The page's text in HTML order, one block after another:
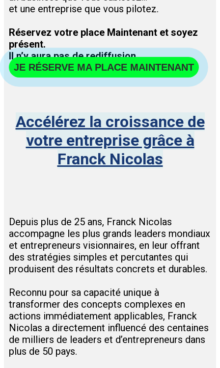
et une entreprise que vous pilotez.
Réservez votre place Maintenant et soyez
présent.
Il n’y aura pas de rediffusion.
JE RÉSERVE MA PLACE MAINTENANT
Accélérez la croissance de
votre entreprise grâce à
Franck Nicolas
Depuis plus de 25 ans, Franck Nicolas
accompagne les plus grands leaders mondiaux
et entrepreneurs visionnaires, en leur offrant
des stratégies simples et percutantes qui
produisent des résultats concrets et durables.
Reconnu pour sa capacité unique à
transformer des concepts complexes en
actions immédiatement applicables, Franck
Nicolas a directement influencé des centaines
de milliers de leaders et d’entrepreneurs dans
plus de 50 pays.